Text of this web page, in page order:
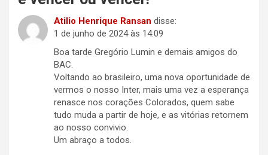
Atilio Henrique Ransan disse:
1 de junho de 2024 às 14:09
Boa tarde Gregório Lumin e demais amigos do
BAC.
Voltando ao brasileiro, uma nova oportunidade de
vermos o nosso Inter, mais uma vez a esperança
renasce nos corações Colorados, quem sabe
tudo muda a partir de hoje, e as vitórias retornem
ao nosso convivio.
Um abraço a todos.